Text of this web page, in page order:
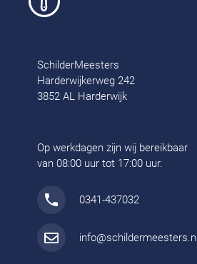
SchilderMeesters
Harderwijkerweg 242
3852 AL Harderwijk
Op werkdagen zijn wij bereikbaar
van 08:00 uur tot 17:00 uur.
0341-437032
info@schildermeesters.nl